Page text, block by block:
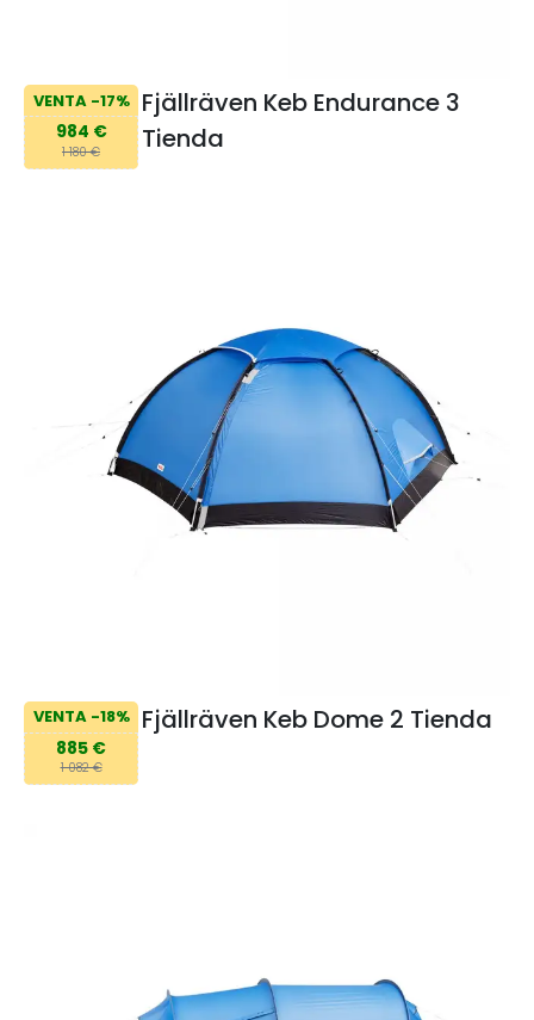
VENTA -17%
984 €
1 180 €
Fjällräven Keb Endurance 3
Tienda
VENTA -18%
885 €
1 082 €
Fjällräven Keb Dome 2 Tienda